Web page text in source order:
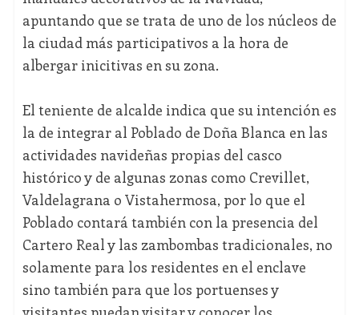
apuntando que se trata de uno de los núcleos de
la ciudad más participativos a la hora de
albergar inicitivas en su zona.
El teniente de alcalde indica que su intención es
la de integrar al Poblado de Doña Blanca en las
actividades navideñas propias del casco
histórico y de algunas zonas como Crevillet,
Valdelagrana o Vistahermosa, por lo que el
Poblado contará también con la presencia del
Cartero Real y las zambombas tradicionales, no
solamente para los residentes en el enclave
sino también para que los portuenses y